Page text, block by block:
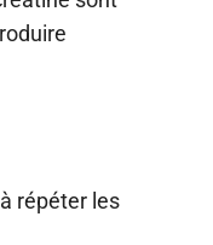
répéter les